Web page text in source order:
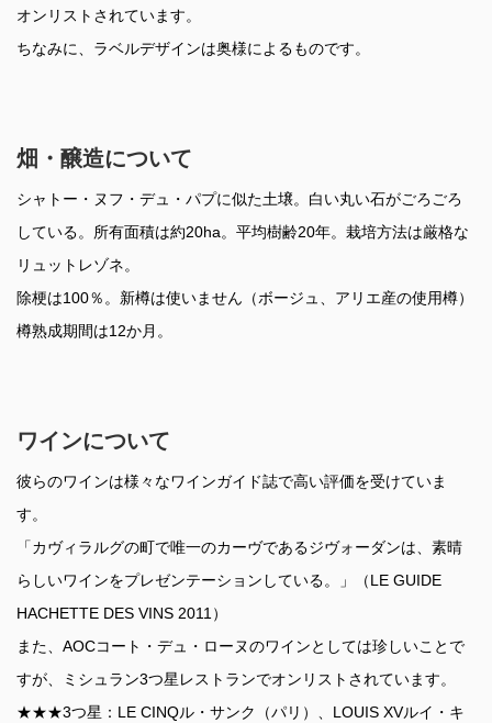
オンリストされています。
ちなみに、ラベルデザインは奥様によるものです。
畑・醸造について
シャトー・ヌフ・デュ・パプに似た土壌。白い丸い石がごろごろ
している。所有面積は約20ha。平均樹齢20年。栽培方法は厳格な
リュットレゾネ。
除梗は100％。新樽は使いません（ボージュ、アリエ産の使用樽）
樽熟成期間は12か月。
ワインについて
彼らのワインは様々なワインガイド誌で高い評価を受けていま
す。
「カヴィラルグの町で唯一のカーヴであるジヴォーダンは、素晴
らしいワインをプレゼンテーションしている。」（LE GUIDE
HACHETTE DES VINS 2011）
また、AOCコート・デュ・ローヌのワインとしては珍しいことで
すが、ミシュラン3つ星レストランでオンリストされています。
★★★3つ星：LE CINQル・サンク（パリ）、LOUIS XVルイ・キ